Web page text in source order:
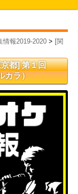
情報2019-2020 > [関
都] 第１回
カラ）